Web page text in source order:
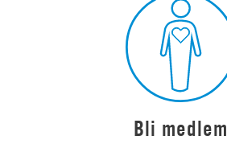
Bli medlem